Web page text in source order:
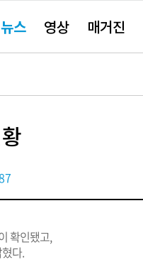
요뉴스 영상 매거진
확인됐고,
다.